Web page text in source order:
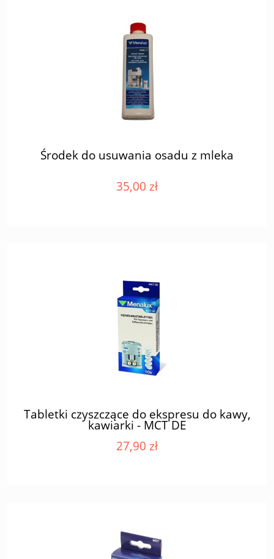
Środek do usuwania osadu z mleka
35,00 zł
Tabletki czyszczące do ekspresu do kawy,
kawiarki - MCT DE
27,90 zł